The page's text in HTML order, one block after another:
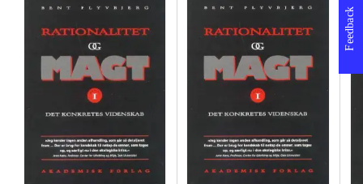
Feedback